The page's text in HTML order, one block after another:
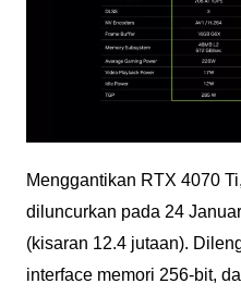
Menggantikan RTX 4070
diluncurkan pada 24
(kisaran 12.4 jutaan).
interface memori 256-bit,